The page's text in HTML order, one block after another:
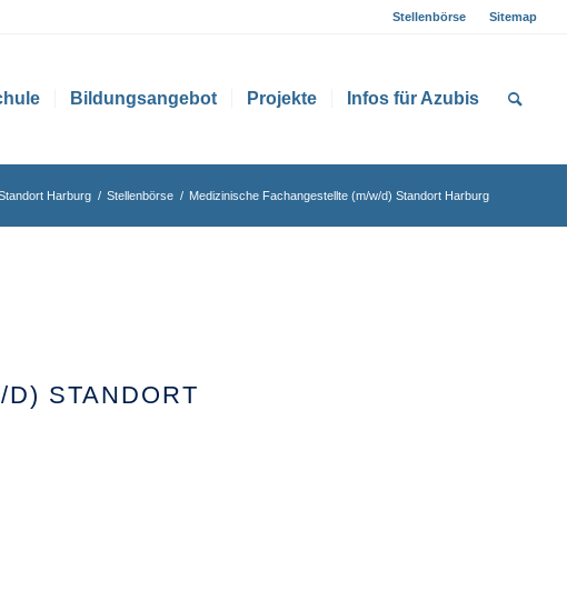
Stellenbörse Sitemap
Bildungsangebot Projekte Infos für Azubis
Harburg / Stellenbörse / Medizinische Fachangestellte (m/w/d) Standort Harburg
STANDORT